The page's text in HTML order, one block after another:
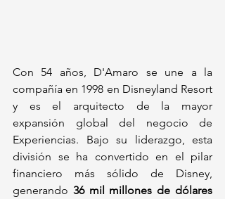
Con 54 años, D'Amaro se une a la
compañía en 1998 en Disneyland Resort
y es el arquitecto de la mayor
expansión global del negocio de
Experiencias. Bajo su liderazgo, esta
división se ha convertido en el pilar
financiero más sólido de Disney,
generando 36 mil millones de dólares